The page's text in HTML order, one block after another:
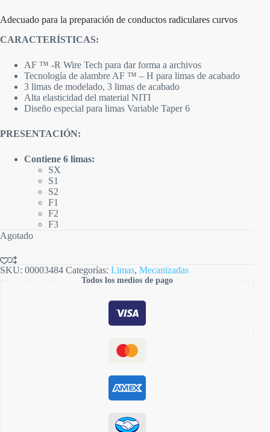
Adecuado para la preparación de conductos radiculares curvos
CARACTERÍSTICAS:
AF ™ -R Wire Tech para dar forma a archivos
Tecnología de alambre AF ™ – H para limas de acabado
3 limas de modelado, 3 limas de acabado
Alta elasticidad del material NITI
Diseño especial para limas Variable Taper 6
PRESENTACIÓN:
Contiene 6 limas:
SX
S1
S2
F1
F2
F3
Agotado
SKU: 00003484 Categorías: Limas, Mecanizadas
Todos los medios de pago